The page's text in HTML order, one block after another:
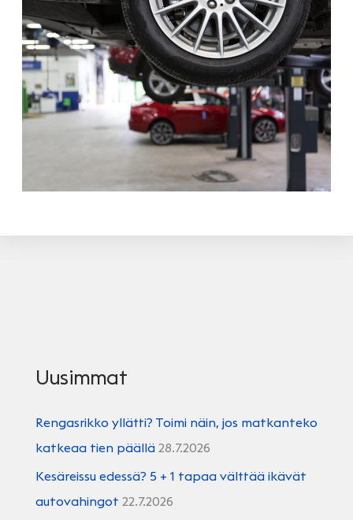
Uusimmat
Rengasrikko yllätti? Toimi näin, jos matkanteko
katkeaa tien päällä 28.7.2026
Kesäreissu edessä? 5 + 1 tapaa välttää ikävät
autovahingot 22.7.2026